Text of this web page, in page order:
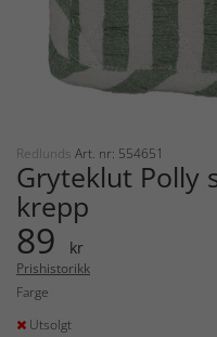
Redlunds Art. nr: 554651
Gryteklut Polly
krepp
89 kr
Prishistorikk
Farge
Utsolgt